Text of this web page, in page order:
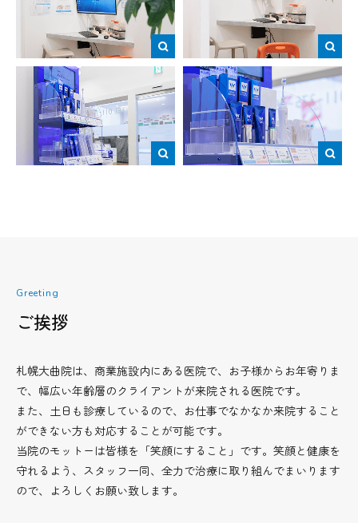
Greeting
ご挨拶
札幌大曲院は、商業施設内にある医院で、お子様からお年寄りま
で、幅広い年齢層のクライアントが来院される医院です。
また、土日も診療しているので、お仕事でなかなか来院すること
ができない方も対応することが可能です。
当院のモットーは皆様を「笑顔にすること」です。笑顔と健康を
守れるよう、スタッフ一同、全力で治療に取り組んでまいります
ので、よろしくお願い致します。